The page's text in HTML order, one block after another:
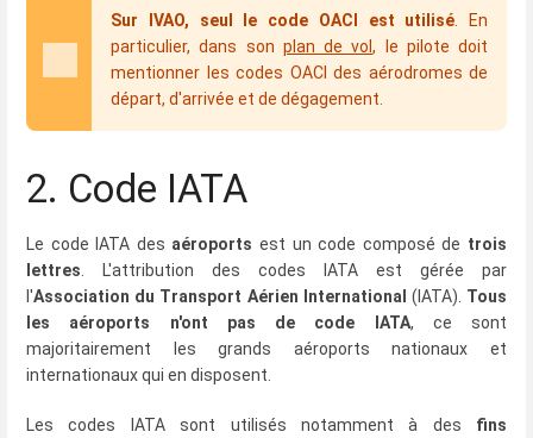
Sur IVAO, seul le code OACI est utilisé . En
particulier, dans son plan de vol, le pilote doit
mentionner les codes OACI des aérodromes de
départ, d'arrivée et de dégagement.
2. Code IATA
Le code IATA des aéroports est un code composé de trois
lettres. L'attribution des codes IATA est gérée par
l'Association du Transport Aérien International (IATA). Tous
les aéroports n'ont pas de code IATA, ce sont
majoritairement les grands aéroports nationaux et
internationaux qui en disposent.
Les codes IATA sont utilisés notamment à des fins